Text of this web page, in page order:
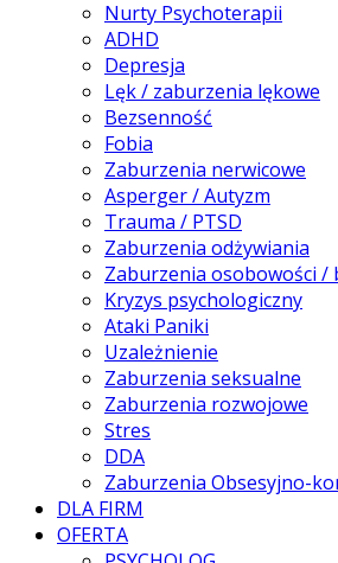
Nurty Psychoterapii
ADHD
Depresja
Lęk / zaburzenia lękowe
Bezsenność
Fobia
Zaburzenia nerwicowe
Asperger / Autyzm
Trauma / PTSD
Zaburzenia odżywiania
Zaburzenia osobowości /
Kryzys psychologiczny
Ataki Paniki
Uzależnienie
Zaburzenia seksualne
Zaburzenia rozwojowe
Stres
DDA
Zaburzenia Obsesyjno-
DLA FIRM
OFERTA